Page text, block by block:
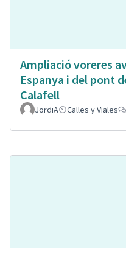
Ampliació voreres
Espanya i del pont
Calafell
JordiA Calles y Viales